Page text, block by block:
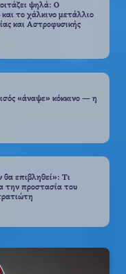
ψηλά: Ο
το χάλκινο μετάλλιο
και Αστροφυσικής
«άναψε» κόκκινο — η
επιβληθεί»: Τι
την προστασία του